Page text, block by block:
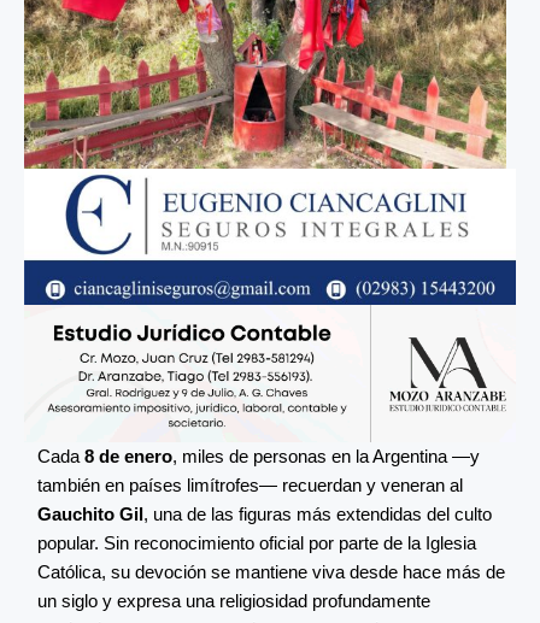
Cada 8 de enero, miles de personas en la Argentina —y
también en países limítrofes— recuerdan y veneran al
Gauchito Gil, una de las figuras más extendidas del culto
popular. Sin reconocimiento oficial por parte de la Iglesia
Católica, su devoción se mantiene viva desde hace más de
un siglo y expresa una religiosidad profundamente